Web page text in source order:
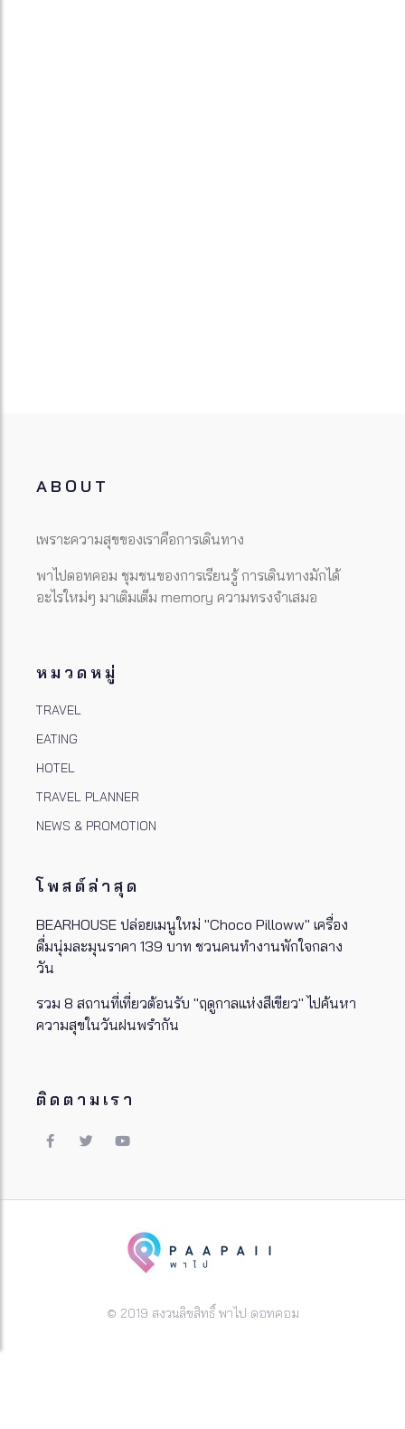
ABOUT
เพราะความสุขของเราคือการเดินทาง
พาไปดอทคอม ชุมชนของการเรียนรู้ การเดินทางมักได้
อะไรใหม่ๆ มาเติมเต็ม memory ความทรงจำเสมอ
หมวดหมู่
TRAVEL
EATING
HOTEL
TRAVEL PLANNER
NEWS & PROMOTION
โพสต์ล่าสุด
BEARHOUSE ปล่อยเมนูใหม่ "Choco Pilloww" เครื่อง
ดื่มนุ่มละมุนราคา 139 บาท ชวนคนทำงานพักใจกลาง
วัน
รวม 8 สถานที่เที่ยวต้อนรับ "ฤดูกาลแห่งสีเขียว" ไปค้นหา
ความสุขในวันฝนพรำกัน
ติดตามเรา
© 2019 สงวนลิขสิทธิ์ พาไป ดอทคอม